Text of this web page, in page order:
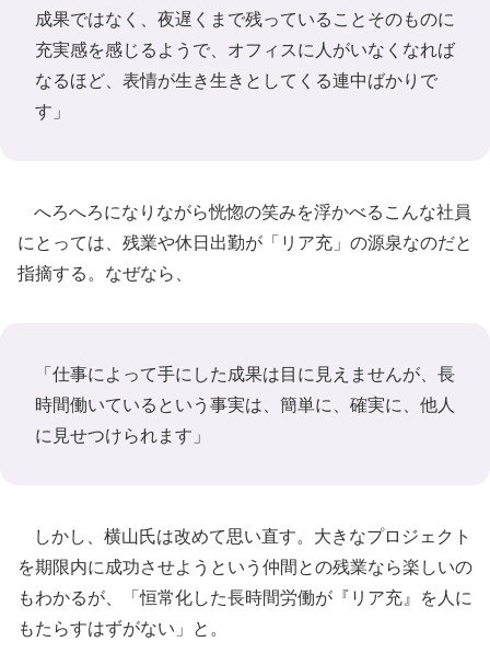
成果ではなく、夜遅くまで残っていることそのものに
充実感を感じるようで、オフィスに人がいなくなれば
なるほど、表情が生き生きとしてくる連中ばかりで
す」
へろへろになりながら恍惚の笑みを浮かべるこんな社員
にとっては、残業や休日出勤が「リア充」の源泉なのだと
指摘する。なぜなら、
「仕事によって手にした成果は目に見えませんが、長
時間働いているという事実は、簡単に、確実に、他人
に見せつけられます」
しかし、横山氏は改めて思い直す。大きなプロジェクト
を期限内に成功させようという仲間との残業なら楽しいの
もわかるが、「恒常化した長時間労働が『リア充』を人に
もたらすはずがない」と。